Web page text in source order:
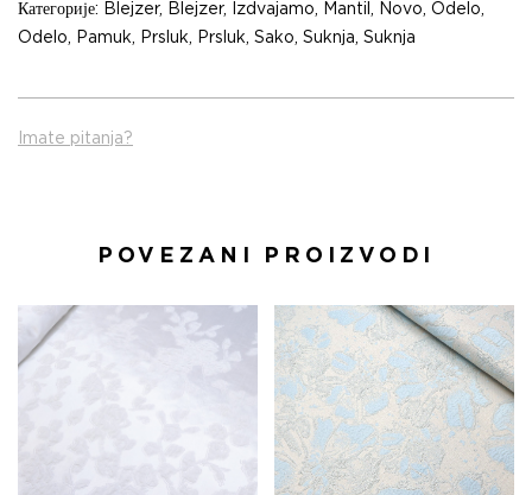
Категорије: Blejzer, Blejzer, Izdvajamo, Mantil , Novo, Odelo,
Odelo, Pamuk, Prsluk, Prsluk, Sako, Suknja, Suknja
Imate pitanja?
POVEZANI PROIZVODI